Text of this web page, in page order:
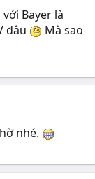
Bayer là
đâu
Mà sao
nhé.